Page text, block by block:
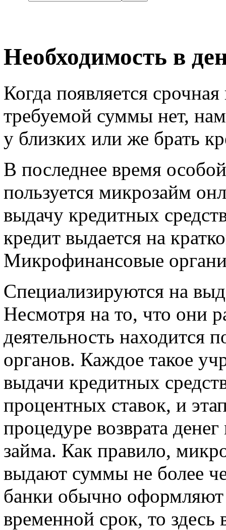
Необходимость в
Когда появляется
требуемой суммы нет,
у близких или же брать
В последнее время
пользуется микрозайм
выдачу кредитных
кредит выдается на
Микрофинансовые
Специализируются на
Несмотря на то, что они
деятельность находится
органов. Каждое такое
выдачи кредитных
процентных ставок, и
процедуре возврата
займа. Как правило,
выдают суммы не более
банки обычно
временной срок, то здесь